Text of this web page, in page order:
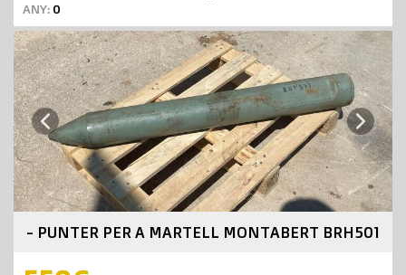
ANY: 0
Previous Next
- PUNTER PER A MARTELL MONTABERT BRH501